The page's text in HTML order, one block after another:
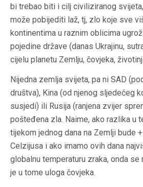
bi trebao biti i cilj civiliziranog
može pobijediti laž, tj, zlo koje sve
kontinentima u raznim oblicima
pojedine države (danas Ukrajinu,
cijelu planetu Zemlju, čovjeka,
Nijedna zemlja svijeta, pa ni SAD
društva), Kina (od njenog sljedećeg
susjedi) ili Rusija (ranjena zvijer
pošteđena zla. Naime, ako razlika u
tijekom jednog dana na Zemlji bude
Celzijusa i ako imamo ovih dana
globalnu temperaturu zraka, onda
je u tome uloga čovjeka.